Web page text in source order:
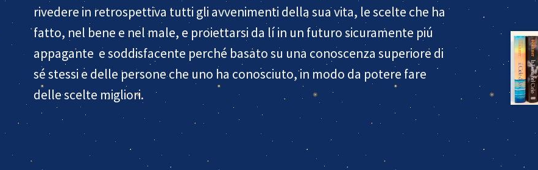
rivedere in retrospettiva tutti gli avvenimenti della sua vita, le scelte che ha
fatto, nel bene e nel male, e proiettarsi da lí in un futuro sicuramente piú
appagante e soddisfacente perché basato su una conoscenza superiore di
sé stessi e delle persone che uno ha conosciuto, in modo da potere fare
delle scelte migliori.